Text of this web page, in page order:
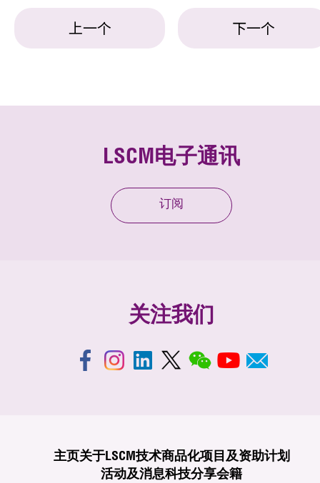
上一个 下一个
LSCM电子通讯
订阅
关注我们
主页关于LSCM技术商品化项目及资助计划
活动及消息科技分享会籍